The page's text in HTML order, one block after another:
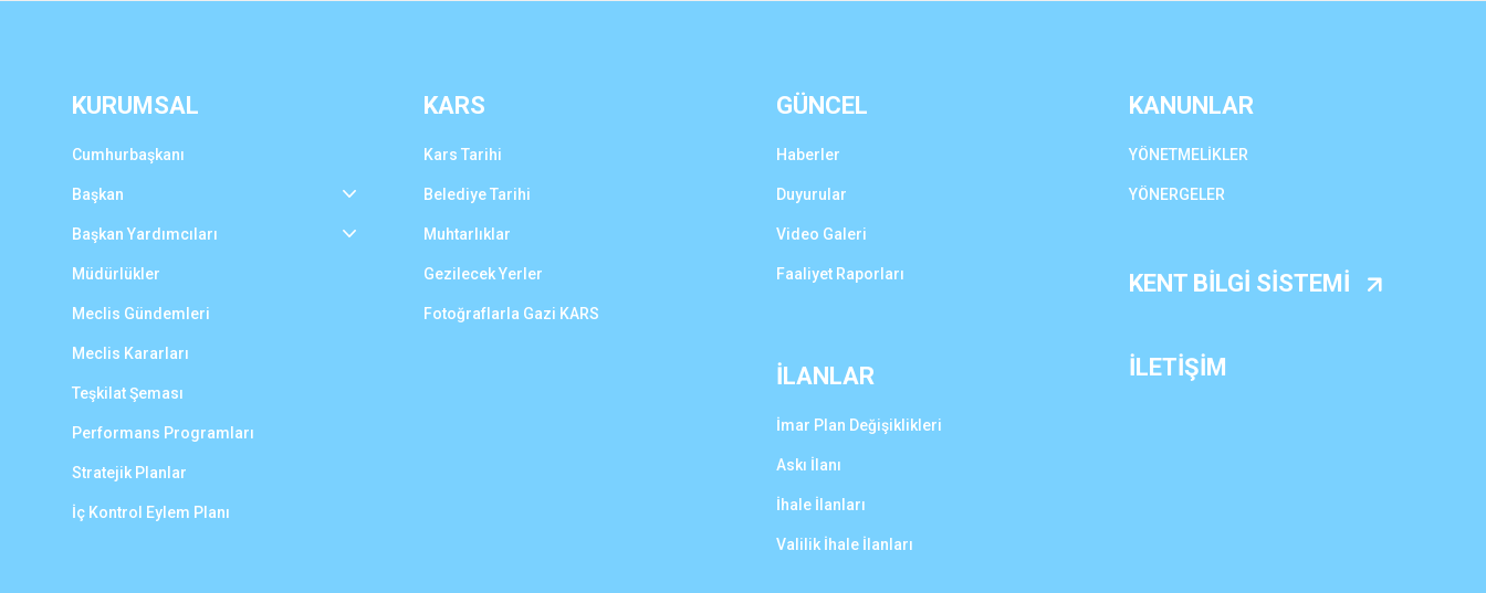
KURUMSAL
Cumhurbaşkanı
Başkan
Başkan Yardımcıları
Müdürlükler
Meclis Gündemleri
Meclis Kararları
Teşkilat Şeması
Performans Programları
Stratejik Planlar
İç Kontrol Eylem Planı
KARS
Kars Tarihi
Belediye Tarihi
Muhtarlıklar
Gezilecek Yerler
Fotoğraflarla Gazi KARS
GÜNCEL
Haberler
Duyurular
Video Galeri
Faaliyet Raporları
İLANLAR
İmar Plan Değişiklikleri
Askı İlanı
İhale İlanları
Valilik İhale İlanları
KANUNLAR
YÖNETMELİKLER
YÖNERGELER
KENT BİLGİ SİSTEMİ
İLETİŞİM